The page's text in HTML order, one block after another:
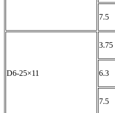
7.5
D6-25×11
3.75
6.3
7.5